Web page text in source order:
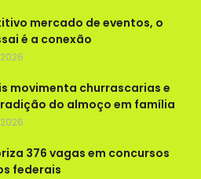
mercado de eventos, o
é a conexão
movimenta churrascarias e
do almoço em família
376 vagas em concursos
federais